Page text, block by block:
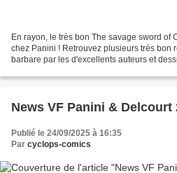
En rayon, le très bon The savage sword of
chez Panini ! Retrouvez plusieurs très bon
barbare par les d'excellents auteurs et
News VF Panini & Delcourt
Publié le 24/09/2025 à 16:35
Par cyclops-comics